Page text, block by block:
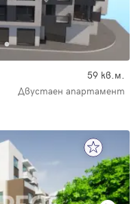
59 кв.м.
Двустаен апартамент